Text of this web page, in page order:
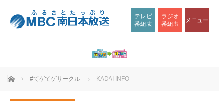
テレビ
番組表
ラジオ
番組表
メニュー
ホーム #てゲてゲサークル KADAI INFO